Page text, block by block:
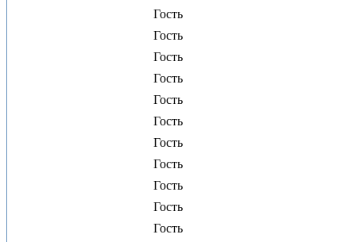
Гость
Гость
Гость
Гость
Гость
Гость
Гость
Гость
Гость
Гость
Гость